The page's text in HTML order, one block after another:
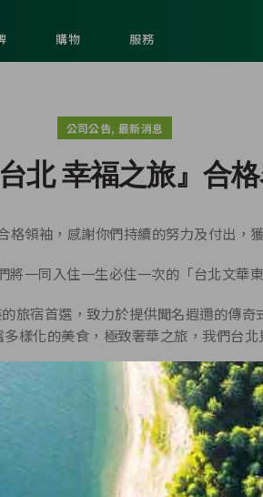
購物 服務
公司公告, 最新消息
台北 幸福之旅』合
格領袖，感謝你們持續的努力及付出，
一同入住一生必住一次的「台北文華東
旅宿首選，致力於提供聞名遐邇的傳
樣化的美食，極致奢華之旅，我們台北